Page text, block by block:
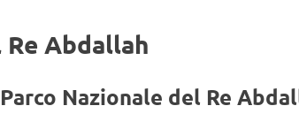
Abdallah
Nazionale del Re